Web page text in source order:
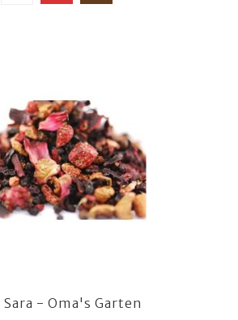
Sara - Oma's Garten